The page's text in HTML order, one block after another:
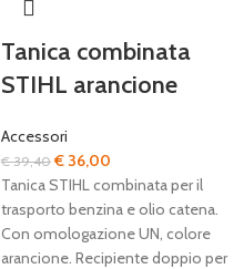
Tanica combinata
STIHL arancione
Accessori
€39,40Il
prezzo
originale
era:
€ 39,40.
€ 36,00
prezzo
attuale
è:
€ 36,00.
Tanica STIHL combinata per il
trasporto benzina e olio catena.
Con omologazione UN, colore
arancione. Recipiente doppio per